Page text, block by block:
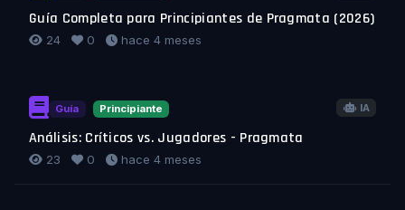
Guía Completa para Principiantes de Pragmata (2026)
24 0 hace 4 meses
Guía Principiante IA
Análisis: Críticos vs. Jugadores - Pragmata
23 0 hace 4 meses